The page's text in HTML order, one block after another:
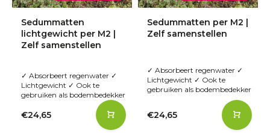
Sedummatten
lichtgewicht per M2 |
Zelf samenstellen
✓ Absorbeert regenwater ✓
Lichtgewicht ✓ Ook te
gebruiken als bodembedekker
€24,65
Sedummatten per M2 |
Zelf samenstellen
✓ Absorbeert regenwater ✓
Lichtgewicht ✓ Ook te
gebruiken als bodembedekker
€24,65